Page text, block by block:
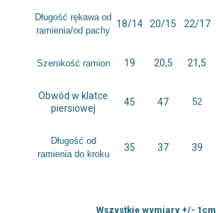
Długość rękawa od
ramienia/od pachy
18/14 20/15 22/17
Szerokość ramion 19 20,5 21,5
Obwód w klatce
piersiowej
45 47 52
Długość od
ramienia do kroku
35 37 39
Wszystkie wymiary +/- 1cm